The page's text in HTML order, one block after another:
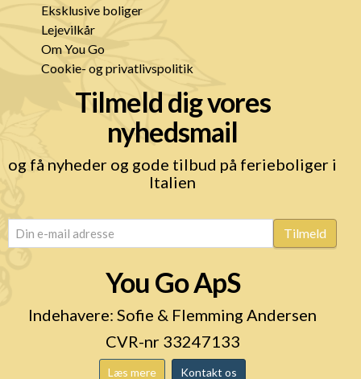
Eksklusive boliger
Lejevilkår
Om You Go
Cookie- og privatlivspolitik
Tilmeld dig vores
nyhedsmail
og få nyheder og gode tilbud på ferieboliger i
Italien
email (Påkrævet) Tilmeld
You Go ApS
Indehavere: Sofie & Flemming Andersen
CVR-nr 33247133
Læs mere Kontakt os